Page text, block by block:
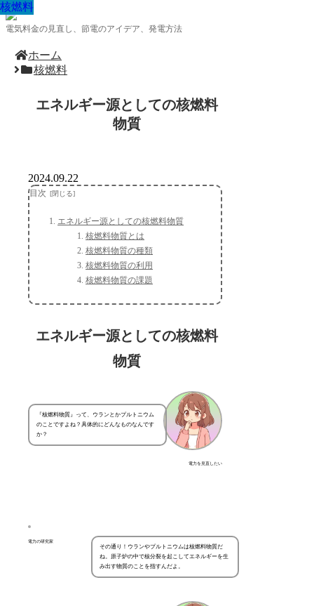
電気料金の見直し、節電のアイデア、発電方法
ホーム
核燃料
エネルギー源としての核燃料
物質
核燃料
2024.09.22
目次
エネルギー源としての核燃料物質
核燃料物質とは
核燃料物質の種類
核燃料物質の利用
核燃料物質の課題
エネルギー源としての核燃料
物質
電力を見直したい
『核燃料物質』って、ウランとかプルトニウム
のことですよね？具体的にどんなものなんです
か？
電力の研究家
その通り！ウランやプルトニウムは核燃料物質だ
ね。原子炉の中で核分裂を起こしてエネルギーを生
み出す物質のことを指すんだよ。
核燃料
核燃料
核燃料
核燃料
核燃料
核燃料
核燃料
核燃料